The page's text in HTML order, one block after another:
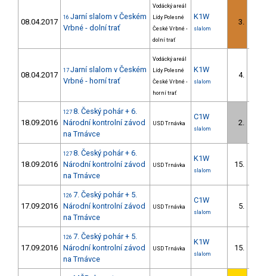
08.04.2017 16 Jarní slalom v Českém
Vrbné - dolní trať
Vodácký areál
Lídy Polesné
České Vrbné -
dolní trať
K1W
slalom
3.
08.04.2017 17 Jarní slalom v Českém
Vrbné - horní trať
Vodácký areál
Lídy Polesné
České Vrbné -
horní trať
K1W
slalom
4.
18.09.2016
127 8. Český pohár + 6.
Národní kontrolní závod
na Trnávce
USD Trnávka
C1W
slalom
2.
18.09.2016
127 8. Český pohár + 6.
Národní kontrolní závod
na Trnávce
USD Trnávka
K1W
slalom
15.
17.09.2016
126 7. Český pohár + 5.
Národní kontrolní závod
na Trnávce
USD Trnávka
C1W
slalom
5.
17.09.2016
126 7. Český pohár + 5.
Národní kontrolní závod
na Trnávce
USD Trnávka
K1W
slalom
15.